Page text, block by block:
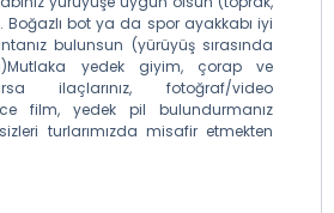
bot ya da spor ayakkabı iyi
bulunsun (yürüyüş sırasında
yedek giyim, çorap ve
ilaçlarınız, fotoğraf/video
film, yedek pil bulundurmanız
turlarımızda misafir etmekten